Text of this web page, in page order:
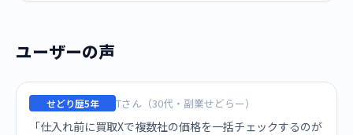
ユーザーの声
せどり歴5年 Tさん（30代・副業せどらー）
「仕入れ前に買取Xで複数社の価格を一括チェックするのが